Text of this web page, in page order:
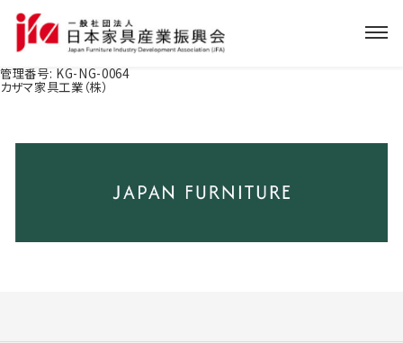
管理番号: KG-NG-0064
カザマ家具工業（株）